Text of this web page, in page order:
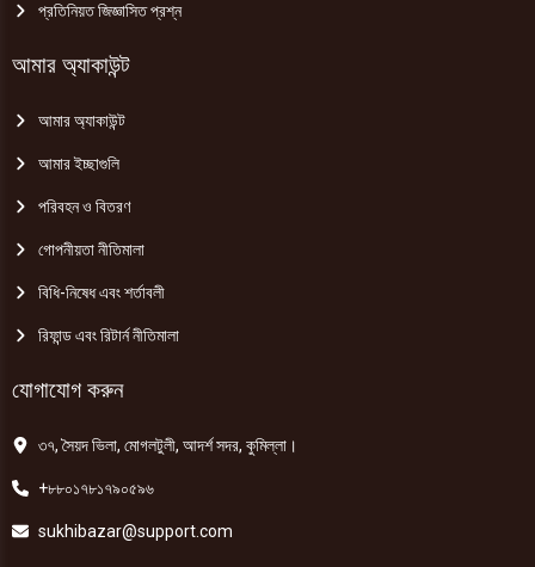
প্রতিনিয়ত জিজ্ঞাসিত প্রশ্ন
আমার অ্যাকাউন্ট
আমার অ্যাকাউন্ট
আমার ইচ্ছাগুলি
পরিবহন ও বিতরণ
গোপনীয়তা নীতিমালা
বিধি-নিষেধ এবং শর্তাবলী
রিফান্ড এবং রিটার্ন নীতিমালা
যোগাযোগ করুন
৩৭, সৈয়দ ভিলা, মোগলটুলী, আদর্শ সদর, কুমিল্লা।
+৮৮০১৭৮১৭৯০৫৯৬
sukhibazar@support.com